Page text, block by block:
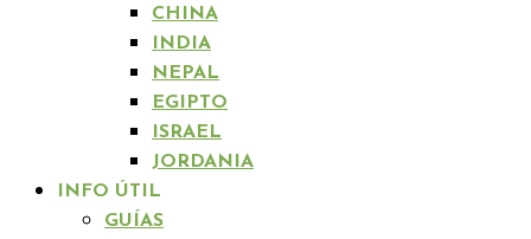
CHINA
INDIA
NEPAL
EGIPTO
ISRAEL
JORDANIA
INFO ÚTIL
GUÍAS